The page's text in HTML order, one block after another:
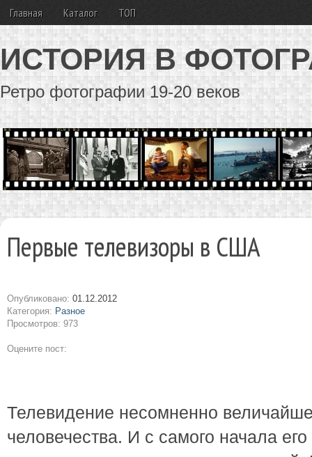
Главная Каталог ТОП
ИСТОРИЯ В
Ретро фотографии 19-20 веков
Первые телевизоры в США
Опубликовано: 01.12.2012
Категория: Разное
Просмотров: 973
Оцените пост:
Телевидение несомненно
человечества. И с самого начала